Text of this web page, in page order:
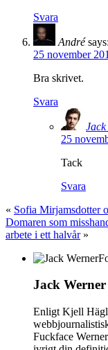
Svara
André says:
25 november
Bra skrivet.
Svara
25
Tack
Svara
« Sofia Mirjamsdotter
Domaren som
arbete i ett halvår»
Jack Werner
Enligt Kjell
Fuckface